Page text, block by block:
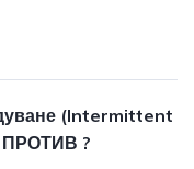
(Intermittent
?